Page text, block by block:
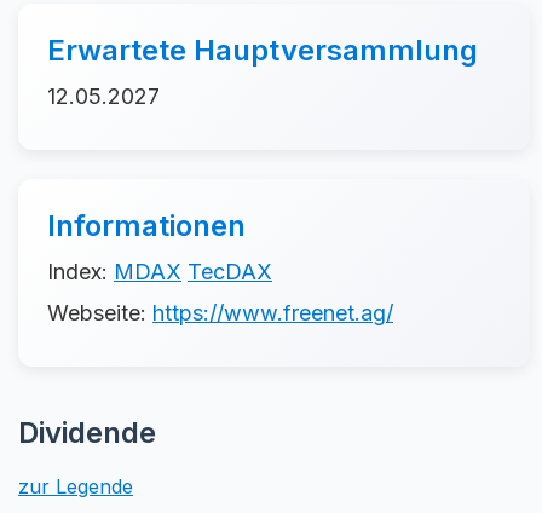
Erwartete Hauptversammlung
12.05.2027
Informationen
Index: MDAX TecDAX
Webseite: https://www.freenet.ag/
Dividende
zur Legende